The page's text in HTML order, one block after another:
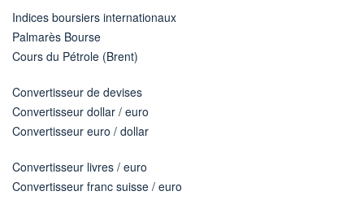
Indices boursiers internationaux
Palmarès Bourse
Cours du Pétrole (Brent)
Convertisseur de devises
Convertisseur dollar / euro
Convertisseur euro / dollar
Convertisseur livres / euro
Convertisseur franc suisse / euro